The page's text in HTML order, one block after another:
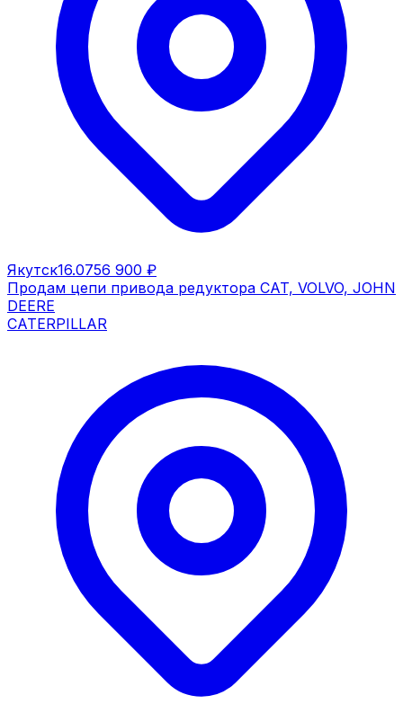
Якутск16.0756 900 ₽
Продам цепи привода редуктора CAT, VOLVO, JOHN
DEERE
CATERPILLAR